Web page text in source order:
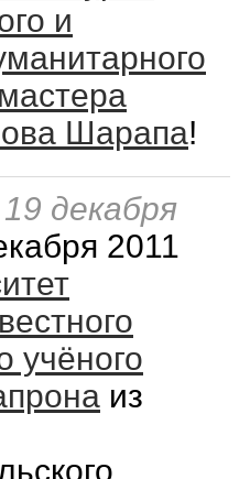
и
Шарапа!
декабря
2011
учёного
из